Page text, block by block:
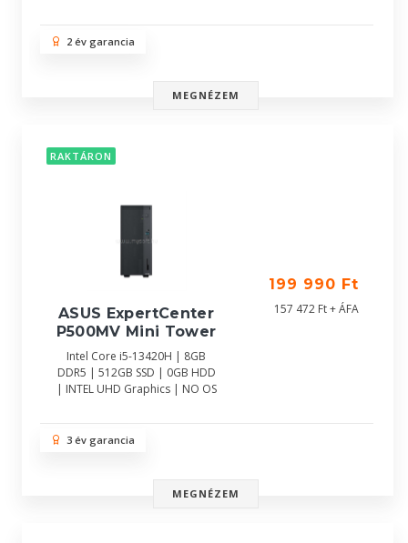
2 év garancia
MEGNÉZEM
RAKTÁRON
ASUS ExpertCenter
P500MV Mini Tower
Intel Core i5-13420H | 8GB
DDR5 | 512GB SSD | 0GB HDD
| INTEL UHD Graphics | NO OS
199 990 Ft
157 472 Ft + ÁFA
3 év garancia
MEGNÉZEM